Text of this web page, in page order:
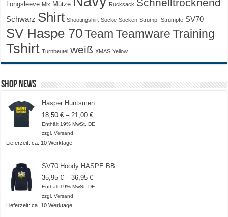
Longsleeve Mix Mütze Rucksack
Schwarz Shirt Shootingshirt Socke Socken Strumpf Strümpfe SV70
SV Haspe 70Team Teamware Training
Tshirt Turnbeutel weiß XMAS Yellow
Shop News
Hasper Huntsmen
18,50€ – 21,00€Preisspanne:
18,50 €
Enthält 19% MwSt. DE
zzgl.Versand
Lieferzeit: ca. 10 Werktage
SV70 Hoody HASPE BB
35,95€ –36,95€Preisspanne:
35,95 €
Enthält 19% MwSt. DE
zzgl.Versand
Lieferzeit: ca. 10 Werktage